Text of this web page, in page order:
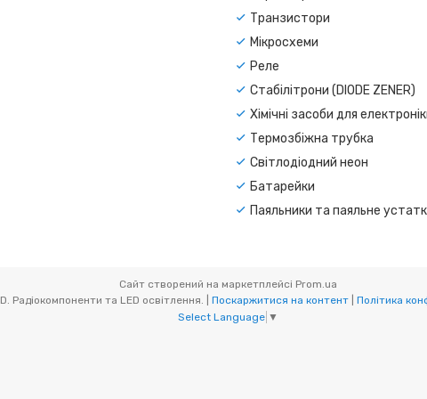
Транзистори
Мікросхеми
Реле
Стабілітрони (DIODE ZENER)
Хімічні засоби для
Термозбіжна трубка
Світлодіодний неон
Батарейки
Паяльники та паяльне
Сайт створений на маркетплейсі Prom.ua
Поскаржитися на контент
Політика
Select Language ▼